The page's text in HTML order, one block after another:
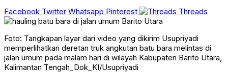
Facebook Twitter Whatsapp Pinterest Threads
Foto: Tangkapan layar dari video yang dikirim Usupriyadi
memperlihatkan deretan truk angkutan batu bara melintas di
jalan umum pada malam hari di wilayah Kabupaten Barito Utara,
Kalimantan Tengah_Dok_KI/Usupriyadi